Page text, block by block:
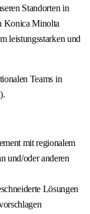
Standorten in
Konica Minolta
leistungsstarken und
Teams in
mit regionalem
und/oder anderen
Lösungen